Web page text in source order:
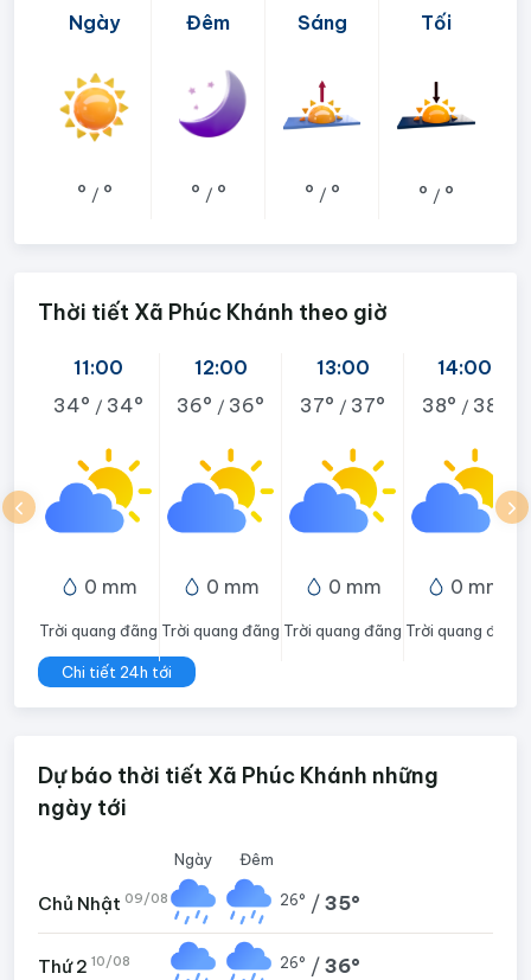
Ngày
° / °
Đêm
° / °
Sáng
° / °
Tối
° / °
Thời tiết Xã Phúc Khánh theo giờ
11:00
34° / 34°
0 mm
Trời quang đãng
12:00
36° / 36°
0 mm
Trời quang đãng
13:00
37° / 37°
0 mm
Trời quang đãng
14:00
38° / 38°
0 mm
Trời quang đãng
Chi tiết 24h tới
Dự báo thời tiết Xã Phúc Khánh những
ngày tới
Ngày Đêm
Chủ Nhật 09/08 26° / 35°
Thứ 2 10/08 26° / 36°